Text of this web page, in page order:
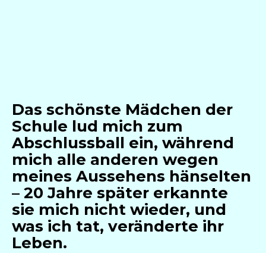
Das schönste Mädchen der
Schule lud mich zum
Abschlussball ein, während
mich alle anderen wegen
meines Aussehens hänselten
– 20 Jahre später erkannte
sie mich nicht wieder, und
was ich tat, veränderte ihr
Leben.